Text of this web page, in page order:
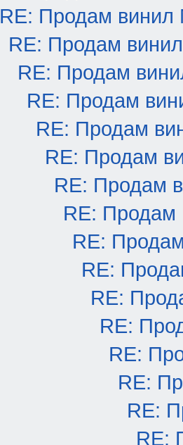
RE: Продам винил
RE: Продам
RE: Продам
RE: Продам
RE: Продам
RE: Продам
RE: Продам
RE: Продам
RE:
RE:
RE:
RE:
RE:
RE:
RE:
RE: